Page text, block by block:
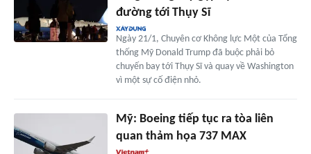
đường tới Thụy Sĩ
Ngày 21/1, Chuyên cơ Không lực Một của Tổng
thống Mỹ Donald Trump đã buộc phải bỏ
chuyến bay tới Thụy Sĩ và quay về Washington
vì một sự cố điện nhỏ.
Mỹ: Boeing tiếp tục ra tòa liên
quan thảm họa 737 MAX